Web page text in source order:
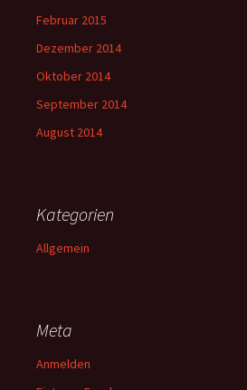
Februar 2015
Dezember 2014
Oktober 2014
September 2014
August 2014
Kategorien
Allgemein
Meta
Anmelden